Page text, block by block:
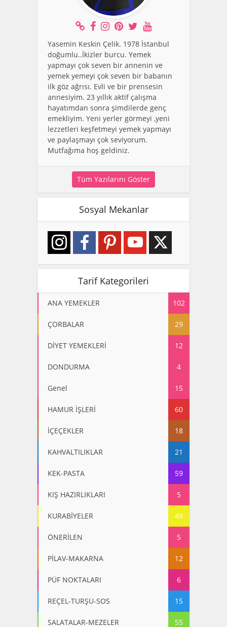
Yasemin Keskin Çelik. 1978 İstanbul
doğumlu..İkizler burcu. Yemek
yapmayı çok seven bir annenin ve
yemek yemeyi çok seven bir babanın
ilk göz ağrısı. Evli ve bir prensesin
annesiyim. 23 yıllık aktif çalışma
hayatımdan sonra şimdilerde genç
emekliyim. Yeni yerler görmeyi ,yeni
lezzetleri keşfetmeyi yemek yapmayı
ve paylaşmayı çok seviyorum.
Mutfağıma hoş geldiniz.
Tüm Yazılarını Göster
Sosyal Mekanlar
Tarif Kategorileri
ANA YEMEKLER 102
ÇORBALAR 29
DİYET YEMEKLERİ 12
DONDURMA 4
Genel 15
HAMUR İŞLERİ 60
İÇEÇEKLER 18
KAHVALTILIKLAR 21
KEK-PASTA 59
KIŞ HAZIRLIKLARI 5
KURABİYELER 49
ÖNERİLEN 5
PİLAV-MAKARNA 12
PÜF NOKTALARI 6
REÇEL-TURŞU-SOS 15
SALATALAR-MEZELER 55